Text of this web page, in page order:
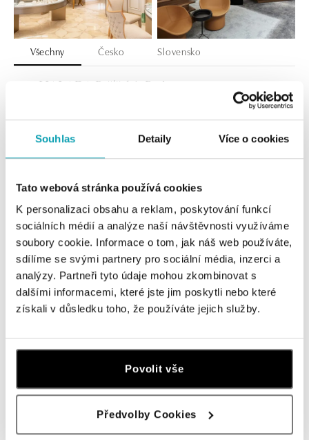
Souhlas Detaily Více o cookies
Tato webová stránka používá cookies
K personalizaci obsahu a reklam, poskytování funkcí
sociálních médií a analýze naší návštěvnosti využíváme
soubory cookie. Informace o tom, jak náš web používáte,
sdílíme se svými partnery pro sociální média, inzerci a
analýzy. Partneři tyto údaje mohou zkombinovat s
dalšími informacemi, které jste jim poskytli nebo které
získali v důsledku toho, že používáte jejich služby.
Povolit vše
Předvolby Cookies
Všechny Česko Slovensko
tel.: +420724986111
dnes otevřeno od 11:00
Na Příkopě 16, 110 00 Praha 1
tel.: +420608028615
dnes otevřeno od 10:00
HALADA Česká, Brno
Česká 23, 602 00 Brno
tel.: +420602443261
otevřeno v Pondělí od 09:00
HALADA OC Avion, Ostrava
dnes otevřeno od 09:00
HALADA OC Eurovea, Bratislava
ZOBRAZIT VŠECHNY BUTIKY